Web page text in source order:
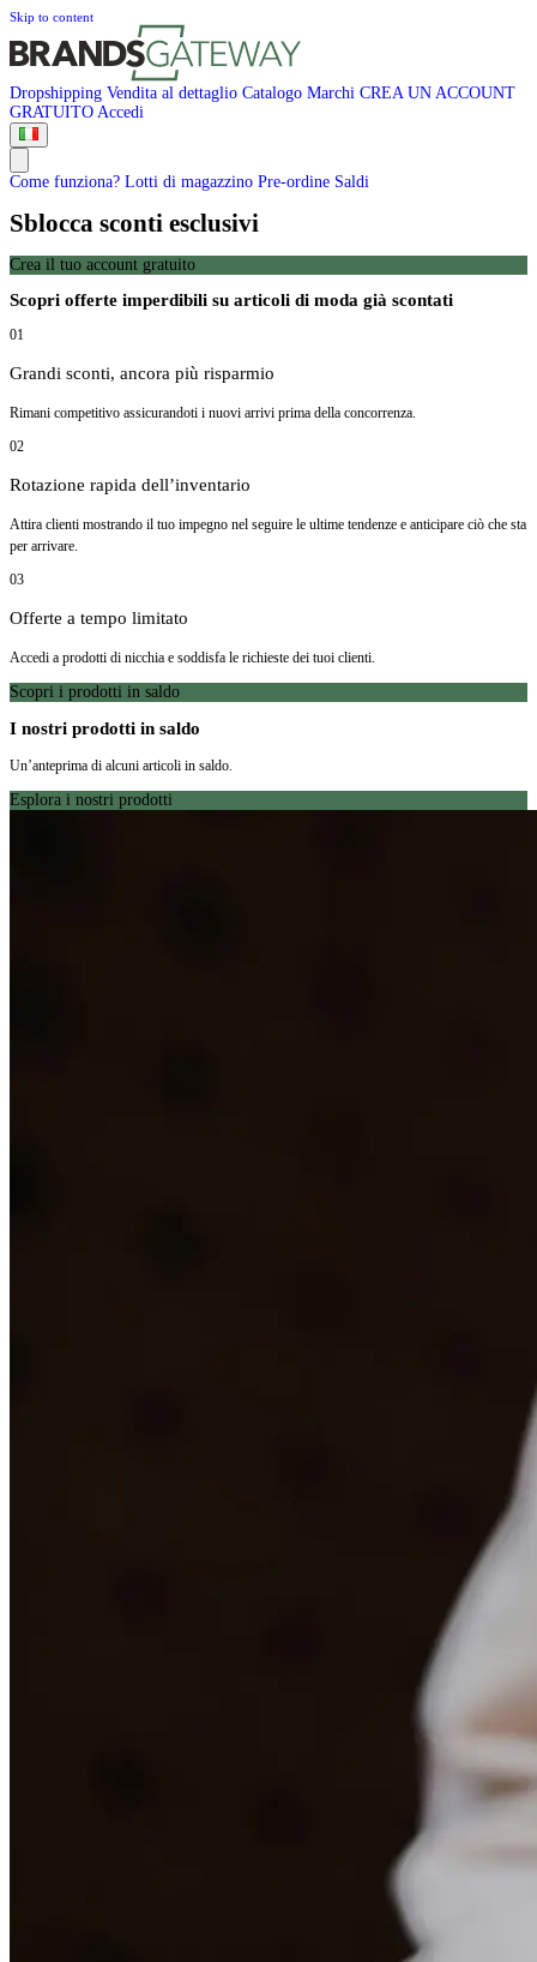
Skip to content
Dropshipping Vendita al dettaglio Catalogo Marchi CREA UN ACCOUNT
GRATUITO Accedi
Come funziona? Lotti di magazzino Pre-ordine Saldi
Sblocca sconti esclusivi
Crea il tuo account gratuito
Scopri offerte imperdibili su articoli di moda già scontati
01
Grandi sconti, ancora più risparmio
Rimani competitivo assicurandoti i nuovi arrivi prima della concorrenza.
02
Rotazione rapida dell’inventario
Attira clienti mostrando il tuo impegno nel seguire le ultime tendenze e anticipare ciò che sta
per arrivare.
03
Offerte a tempo limitato
Accedi a prodotti di nicchia e soddisfa le richieste dei tuoi clienti.
Scopri i prodotti in saldo
I nostri prodotti in saldo
Un’anteprima di alcuni articoli in saldo.
Esplora i nostri prodotti